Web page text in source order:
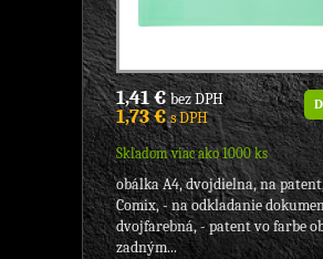
1,41 €bez DPH
1,73 €s DPH
Skladom viac ako 1000 ks
obálka A4, dvojdielna, na
Comix, - na odkladanie
dvojfarebná, - patent vo farbe
zadným...